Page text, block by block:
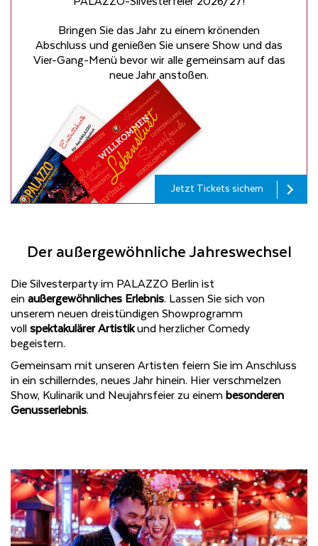
Bringen Sie das Jahr zu einem krönenden
Abschluss und genießen Sie unsere Show und das
Vier-Gang-Menü bevor wir alle gemeinsam auf das
neue Jahr anstoßen.
Jetzt Tickets sichern
Der außergewöhnliche Jahreswechsel
Die Silvesterparty im PALAZZO Berlin ist
einaußergewöhnliches Erlebnis. Lassen Sie sich von
unserem neuen dreistündigen Showprogramm
vollspektakulärer Artistikund herzlicher Comedy
begeistern.
Gemeinsam mit unseren Artisten feiern Sie im Anschluss
in ein schillerndes, neues Jahr hinein. Hier verschmelzen
Show, Kulinarik und Neujahrsfeier zu einembesonderen
Genusserlebnis.